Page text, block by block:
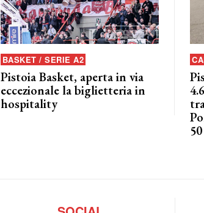
BASKET / SERIE A2
Pistoia Basket, aperta in via
eccezionale la biglietteria in
hospitality